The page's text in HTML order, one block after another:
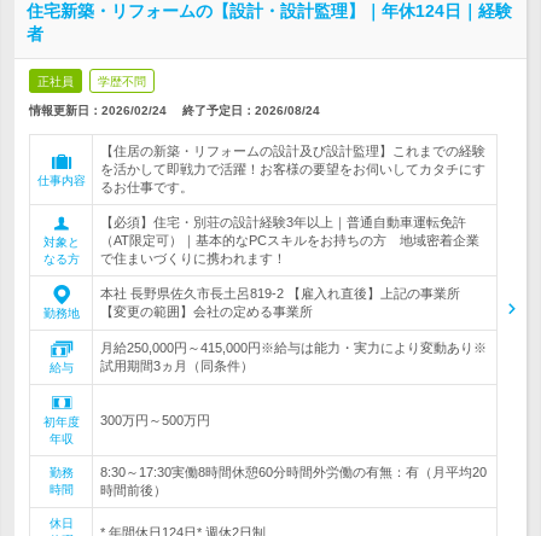
住宅新築・リフォームの【設計・設計監理】｜年休124日｜経験
者
正社員 学歴不問
情報更新日：2026/02/24 終了予定日： 2026/08/24
仕事内容
【住居の新築・リフォームの設計及び設計監理】これまでの経験
を活かして即戦力で活躍！お客様の要望をお伺いしてカタチにす
るお仕事です。
対象と
なる方
【必須】住宅・別荘の設計経験3年以上｜普通自動車運転免許
（AT限定可）｜基本的なPCスキルをお持ちの方 地域密着企業
で住まいづくりに携われます！
勤務地
本社 長野県佐久市長土呂819-2 【雇入れ直後】上記の事業所
【変更の範囲】会社の定める事業所
給与
月給250,000円～415,000円※給与は能力・実力により変動あり※
試用期間3ヵ月（同条件）
初年度
年収
300万円～500万円
勤務
時間
8:30～17:30実働8時間休憩60分時間外労働の有無：有（月平均20
時間前後）
休日
* 年間休日124日* 週休2日制